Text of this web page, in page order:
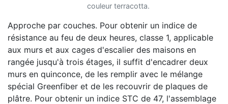
couleur terracotta.
Approche par couches. Pour obtenir un indice de
résistance au feu de deux heures, classe 1, applicable
aux murs et aux cages d'escalier des maisons en
rangée jusqu'à trois étages, il suffit d'encadrer deux
murs en quinconce, de les remplir avec le mélange
spécial Greenfiber et de les recouvrir de plaques de
plâtre. Pour obtenir un indice STC de 47, l'assemblage